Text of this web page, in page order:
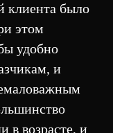
клиента было
этом
удобно
и
в возрасте, и